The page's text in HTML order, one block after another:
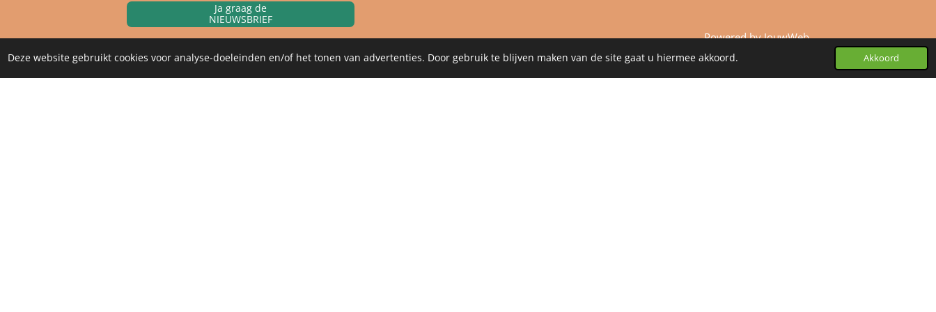
Deze website gebruikt cookies voor analyse-doeleinden en/of het tonen van advertenties. Door gebruik te blijven maken van de site gaat u hiermee akkoord. Akkoord
Ja graag de
NIEUWSBRIEF
Powered byJouwWeb